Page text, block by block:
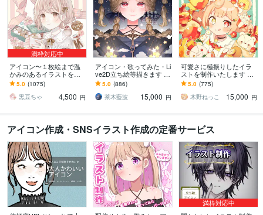
満枠対応中
アイコン〜１枚絵まで温
かみのあるイラストを描
きます ★ココナラ自体が
初めての方も、お気軽に
ご相談ください♪★
5.0 (1075)
黒豆ちゃ
4,500 円
アイコン・歌ってみた・Li
ve2D立ち絵等描きます ち
びキャラや配信用イラス
ト等、幅広く制作してい
ます！
5.0 (886)
茶木藍波
15,000 円
可愛さに極振りしたイラ
ストを制作いたします ★
商用利用＆二次利用込
み！ミニキャラは小物２
点まで無料！★
5.0 (775)
木野ねっこ
15,000 円
アイコン作成・SNSイラスト作成の定番サービス
満枠対応中